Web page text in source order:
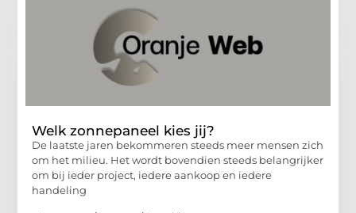
Welk zonnepaneel kies jij?
De laatste jaren bekommeren steeds meer mensen zich
om het milieu. Het wordt bovendien steeds belangrijker
om bij ieder project, iedere aankoop en iedere
handeling